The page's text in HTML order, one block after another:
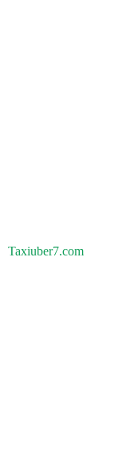
Taxiuber7.com